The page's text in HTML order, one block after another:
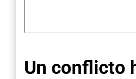
Un conflicto